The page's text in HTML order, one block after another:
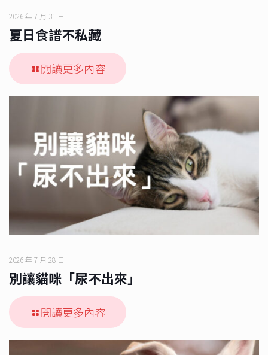
2026 年 7 月 31 日
夏日食譜不私藏
閱讀更多內容
2026 年 7 月 28 日
別讓貓咪「尿不出來」
閱讀更多內容